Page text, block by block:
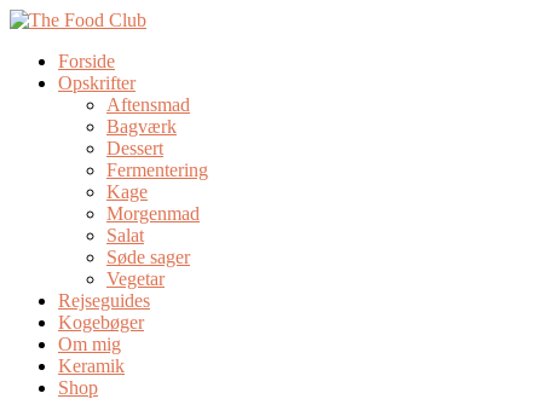
Forside
Opskrifter
Aftensmad
Bagværk
Dessert
Fermentering
Kage
Morgenmad
Salat
Søde sager
Vegetar
Rejseguides
Kogebøger
Om mig
Keramik
Shop